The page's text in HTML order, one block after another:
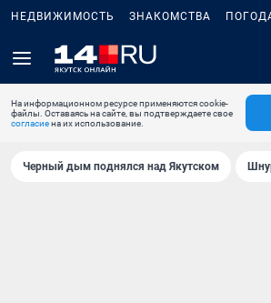
НЕДВИЖИМОСТЬ ЗНАКОМСТВА
На информационном ресурсе применяются cookie-
файлы. Оставаясь на сайте, вы подтверждаете свое
согласиена их использование.
Черный дым поднялся над Якутском